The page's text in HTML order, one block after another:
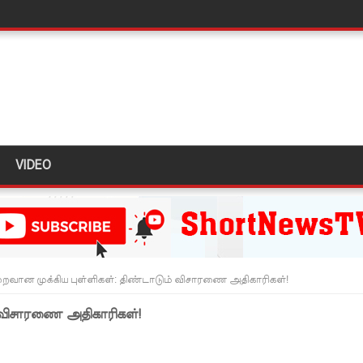
கட்டுப்பாட்டுக்குள்!
ஆக உயர்வு
VIDEO
முக்கிய புள்ளிகள்: திண்டாடும் விசாரணை அதிகாரிகள்!
அதிகாரிகள்!